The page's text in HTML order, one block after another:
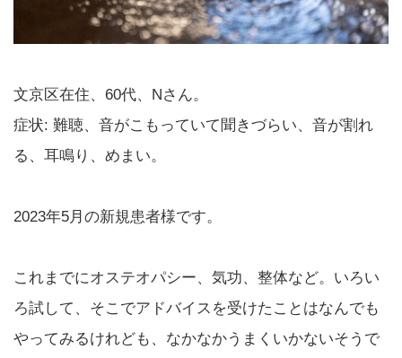
文京区在住、60代、Nさん。
症状: 難聴、音がこもっていて聞きづらい、音が割れ
る、耳鳴り、めまい。
2023年5月の新規患者様です。
これまでにオステオパシー、気功、整体など。いろい
ろ試して、そこでアドバイスを受けたことはなんでも
やってみるけれども、なかなかうまくいかないそうで